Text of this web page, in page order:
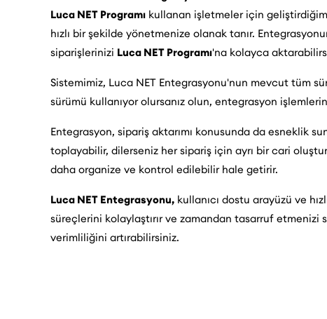
Luca NET Programı kullanan işletmeler için
hızlı bir şekilde yönetmenize olanak tanır.
siparişlerinizi Luca NET Programı'na kolayca
Sistemimiz, Luca NET Entegrasyonu'nun mevcut tüm
sürümü kullanıyor olursanız olun, entegrasyon
Entegrasyon, sipariş aktarımı konusunda da esneklik
toplayabilir, dilerseniz her sipariş için ayrı bir cari
daha organize ve kontrol edilebilir hale getirir.
Luca NET Entegrasyonu, kullanıcı dostu arayüzü ve
süreçlerini kolaylaştırır ve zamandan tasarruf etmenizi
verimliliğini artırabilirsiniz.